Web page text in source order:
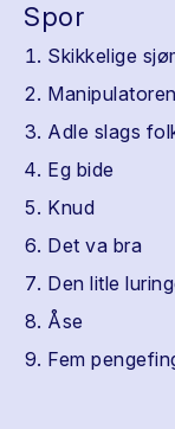
Spor
Skikkelige
Manipulatoren
Adle slags
Eg bide
Knud
Det va bra
Den litle
Åse
Fem